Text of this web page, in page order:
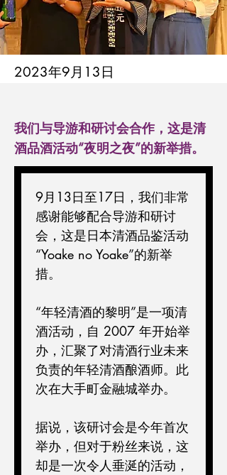
2023年9月13日
我们与导游和研讨会合作，这是清
酒品酒活动“夜明之夜”的新举措。
9月13日至17日，我们非常
感谢能够配合导游和研讨
会，这是日本清酒品鉴活动
“Yoake no Yoake”的新举
措。
“年轻清酒的黎明”是一项清
酒活动，自 2007 年开始举
办，汇聚了对清酒行业未来
负责的年轻清酒酿酒师。此
次在大手町金融城举办。
据说，该研讨会是今年首次
举办，但对于粉丝来说，这
却是一次令人垂涎的活动，